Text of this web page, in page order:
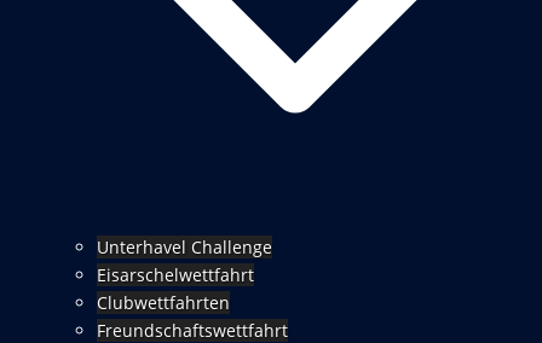
Unterhavel Challenge
Eisarschelwettfahrt
Clubwettfahrten
Freundschaftswettfahrt